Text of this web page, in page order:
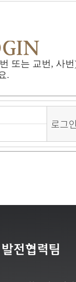
또는 교번, 사
.
발전협력팀